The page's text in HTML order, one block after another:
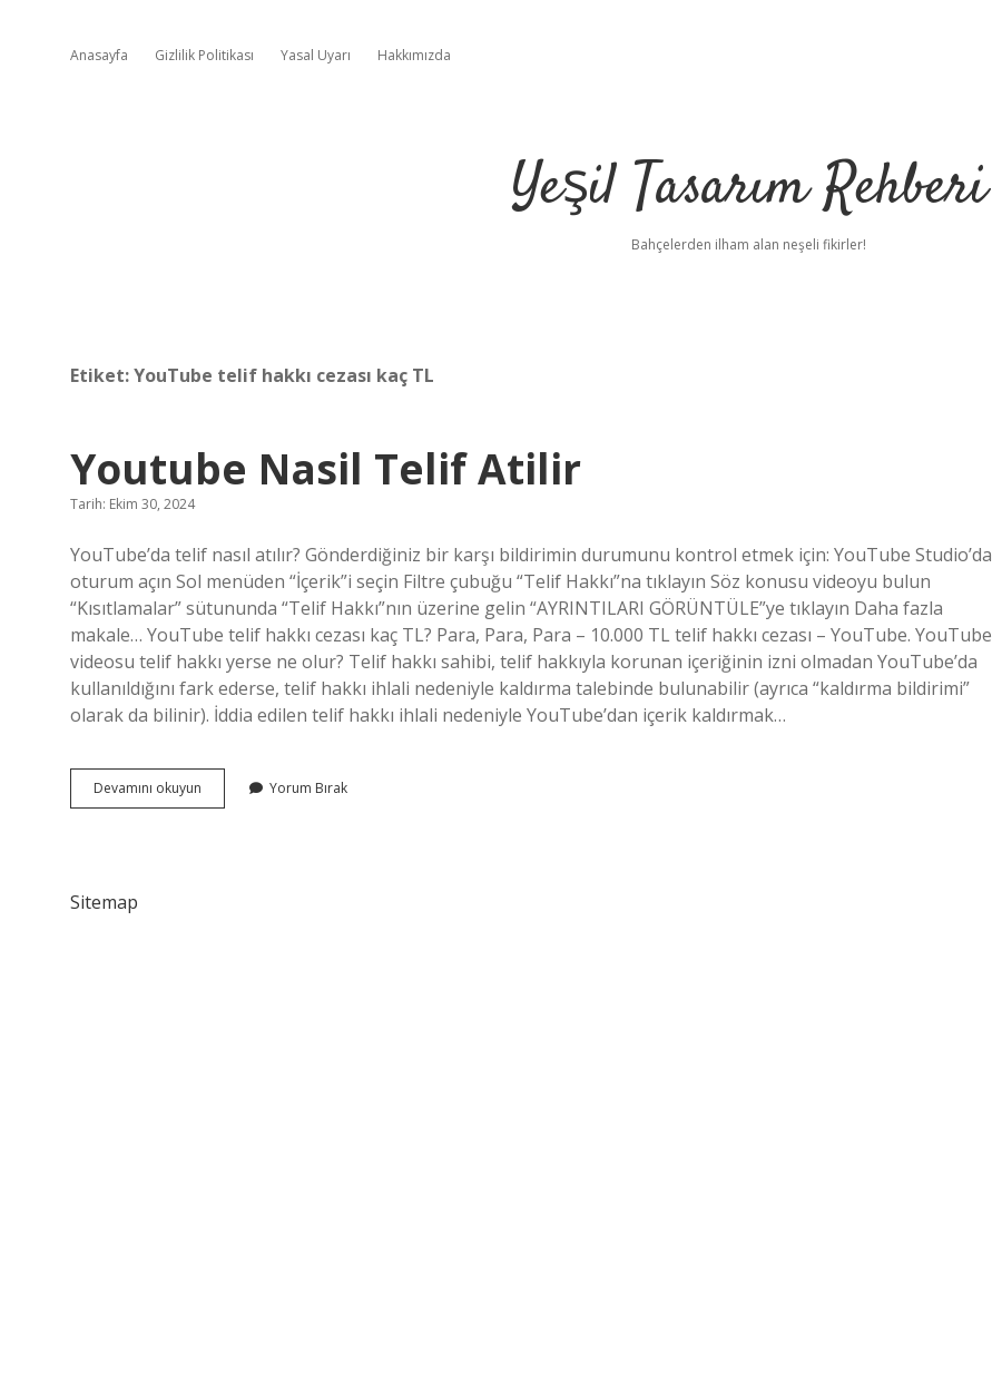
Anasayfa Gizlilik Politikası Yasal Uyarı Hakkımızda
Yeşil Tasarım Rehberi
Bahçelerden ilham alan neşeli fikirler!
Etiket:YouTube telif hakkı cezası kaç TL
Youtube Nasil Telif Atilir
Tarih: Ekim 30, 2024
YouTube’da telif nasıl atılır? Gönderdiğiniz bir karşı bildirimin durumunu kontrol etmek için: YouTube Studio’da
oturum açın Sol menüden “İçerik”i seçin Filtre çubuğu “Telif Hakkı”na tıklayın Söz konusu videoyu bulun
“Kısıtlamalar” sütununda “Telif Hakkı”nın üzerine gelin “AYRINTILARI GÖRÜNTÜLE”ye tıklayın Daha fazla
makale… YouTube telif hakkı cezası kaç TL? Para, Para, Para – 10.000 TL telif hakkı cezası – YouTube. YouTube
videosu telif hakkı yerse ne olur? Telif hakkı sahibi, telif hakkıyla korunan içeriğinin izni olmadan YouTube’da
kullanıldığını fark ederse, telif hakkı ihlali nedeniyle kaldırma talebinde bulunabilir (ayrıca “kaldırma bildirimi”
olarak da bilinir). İddia edilen telif hakkı ihlali nedeniyle YouTube’dan içerik kaldırmak…
Devamını okuyun Youtube
Nasil
Yorum Bırak
Sitemap